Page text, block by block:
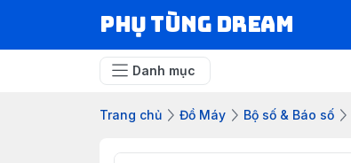
Phụ Tùng Dream
Danh mục
Trang chủ Đồ Máy Bộ số & Báo số